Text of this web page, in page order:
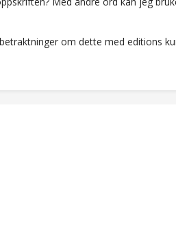
om dette med editions